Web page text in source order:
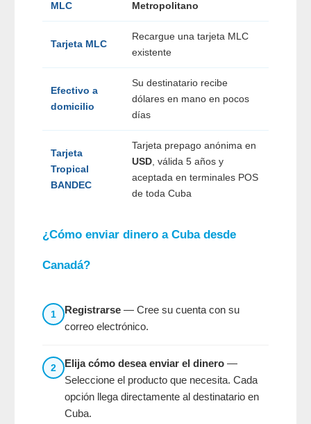
MLC
Metropolitano
Tarjeta MLC
Recargue una tarjeta MLC
existente
Efectivo a
domicilio
Su destinatario recibe
dólares en mano en pocos
días
Tarjeta
Tropical
BANDEC
Tarjeta prepago anónima en
USD, válida 5 años y
aceptada en terminales POS
de toda Cuba
¿Cómo enviar dinero a Cuba desde
Canadá?
1 Registrarse — Cree su cuenta con su
correo electrónico.
2 Elija cómo desea enviar el dinero —
Seleccione el producto que necesita. Cada
opción llega directamente al destinatario en
Cuba.